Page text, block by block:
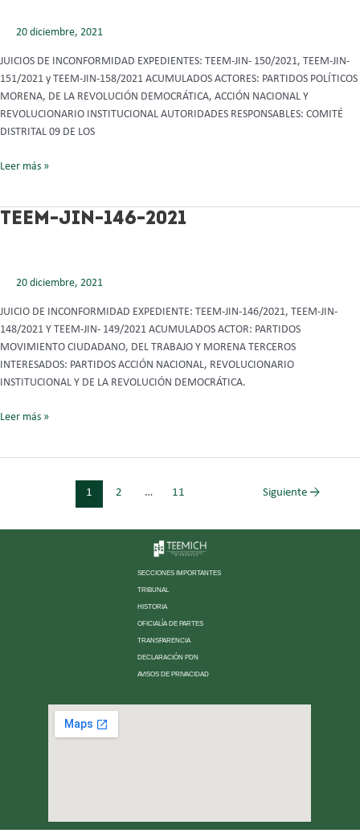
20 diciembre, 2021
JUICIOS DE INCONFORMIDAD EXPEDIENTES: TEEM-JIN- 150/2021, TEEM-JIN-
151/2021 y TEEM-JIN-158/2021 ACUMULADOS ACTORES: PARTIDOS POLÍTICOS
MORENA, DE LA REVOLUCIÓN DEMOCRÁTICA, ACCIÓN NACIONAL Y
REVOLUCIONARIO INSTITUCIONAL AUTORIDADES RESPONSABLES: COMITÉ
DISTRITAL 09 DE LOS
Leer más »
TEEM-JIN-146-2021
20 diciembre, 2021
JUICIO DE INCONFORMIDAD EXPEDIENTE: TEEM-JIN-146/2021, TEEM-JIN-
148/2021 Y TEEM-JIN- 149/2021 ACUMULADOS ACTOR: PARTIDOS
MOVIMIENTO CIUDADANO, DEL TRABAJO Y MORENA TERCEROS
INTERESADOS: PARTIDOS ACCIÓN NACIONAL, REVOLUCIONARIO
INSTITUCIONAL Y DE LA REVOLUCIÓN DEMOCRÁTICA.
TEEM-
Leer más »
1 2 … 11 Siguiente →
SECCIONES IMPORTANTES
TRIBUNAL
HISTORIA
OFICIALÍA DE PARTES
TRANSPARENCIA
DECLARACIÓN PDN
AVISOS DE PRIVACIDAD